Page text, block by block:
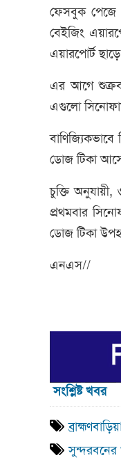
ফেসবুক পেজে
বেইজিং
এয়ারপোর্ট
এর আগে
এগুলো
ডোজ টিকা
চুক্তি
প্রথমবার
ডোজ টিকা
এনএস//
সংশ্লিষ্ট খবর